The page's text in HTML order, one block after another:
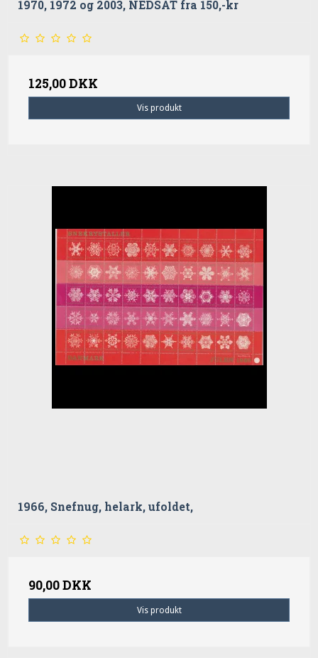
1970, 1972 og 2003, NEDSAT fra 150,-kr
125,00 DKK
Vis produkt
1966, Snefnug, helark, ufoldet,
90,00 DKK
Vis produkt